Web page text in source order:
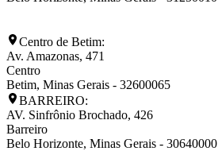
Centro de Betim:
Av. Amazonas, 471
Centro
Betim, Minas Gerais - 32600065
BARREIRO:
AV. Sinfrônio Brochado, 426
Barreiro
Belo Horizonte, Minas Gerais - 30640000